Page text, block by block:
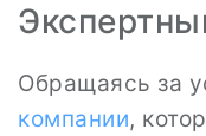
Обращаясь за
компании,